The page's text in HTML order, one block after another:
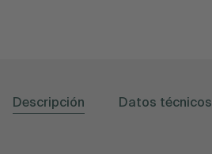
Descripción Datos técnicos